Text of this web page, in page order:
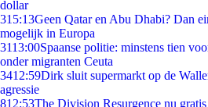
dollar
315:13Geen Qatar en Abu Dhabi? Dan
mogelijk in Europa
3113:00Spaanse politie: minstens tien
onder migranten Ceuta
3412:59Dirk sluit supermarkt op de
agressie
812:53The Division Resurgence nu